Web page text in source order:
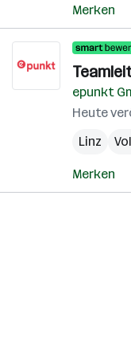
Merken
epunkt
Heute
Linz
Merken